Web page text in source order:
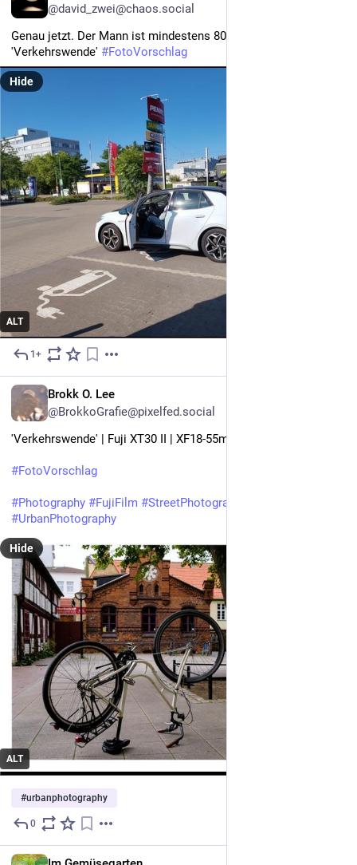
@david_zwei@chaos.social
Genau jetzt. Der Mann ist mindestens 80 Jahre alt.
'Verkehrswende' #FotoVorschlag
ALT
Hide
1+
Brokk O. Lee
@BrokkoGrafie@pixelfed.social
'Verkehrswende' | Fuji XT30 II | XF18-55mmF2.8-4
#FotoVorschlag
#Photography #FujiFilm #StreetPhotography
#UrbanPhotography
ALT
Hide
#urbanphotography
0